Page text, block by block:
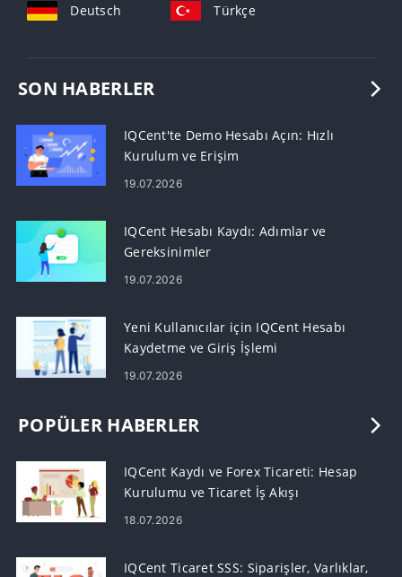
Deutsch Türkçe
SON HABERLER
IQCent'te Demo Hesabı Açın: Hızlı
Kurulum ve Erişim
19.07.2026
IQCent Hesabı Kaydı: Adımlar ve
Gereksinimler
19.07.2026
Yeni Kullanıcılar için IQCent Hesabı
Kaydetme ve Giriş İşlemi
19.07.2026
POPÜLER HABERLER
IQCent Kaydı ve Forex Ticareti: Hesap
Kurulumu ve Ticaret İş Akışı
18.07.2026
IQCent Ticaret SSS: Siparişler, Varlıklar,